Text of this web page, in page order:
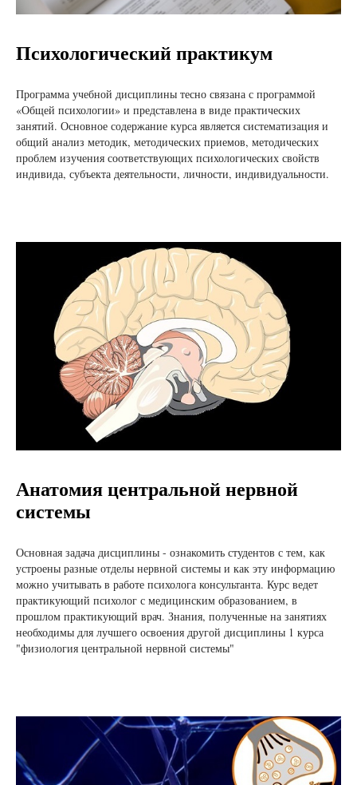
Психологический практикум
Программа учебной дисциплины тесно связана с программой
«Общей психологии» и представлена в виде практических
занятий. Основное содержание курса является систематизация и
общий анализ методик, методических приемов, методических
проблем изучения соответствующих психологических свойств
индивида, субъекта деятельности, личности, индивидуальности.
Анатомия центральной нервной
системы
Основная задача дисциплины - ознакомить студентов с тем, как
устроены разные отделы нервной системы и как эту информацию
можно учитывать в работе психолога консультанта. Курс ведет
практикующий психолог с медицинским образованием, в
прошлом практикующий врач. Знания, полученные на занятиях
необходимы для лучшего освоения другой дисциплины 1 курса
"физиология центральной нервной системы"